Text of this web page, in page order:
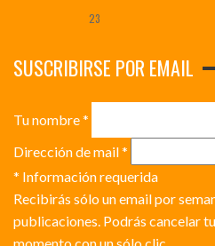
23
SUSCRIBIRSE POR EMAIL
Tu nombre*
Dirección de mail*
* Información requerida
Recibirás sólo un email por
publicaciones. Podrás cancelar